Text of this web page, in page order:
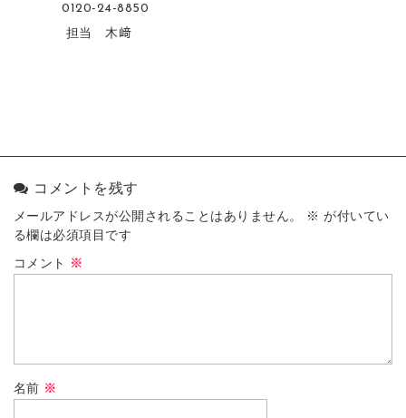
0120-24-8850
担当 木﨑
コメントを残す
メールアドレスが公開されることはありません。 ※ が付いてい
る欄は必須項目です
コメント ※
名前 ※